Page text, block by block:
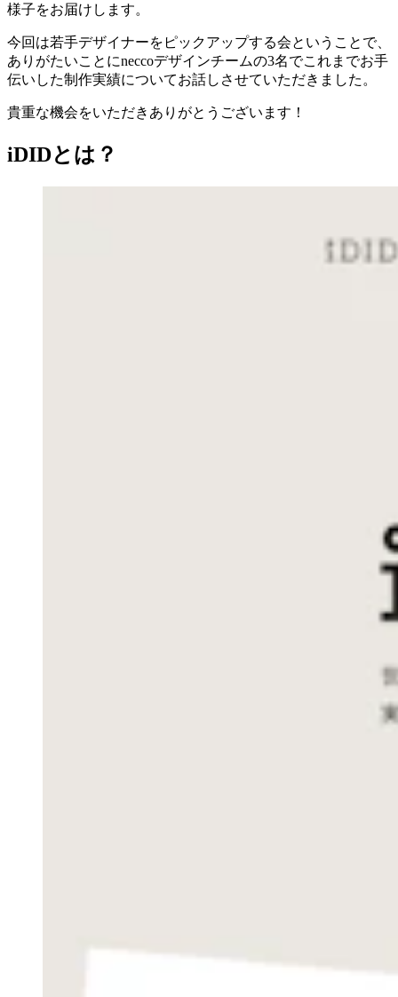
様子をお届けします。
今回は若手デザイナーをピックアップする会ということで、
ありがたいことにneccoデザインチームの3名でこれまでお手
伝いした制作実績についてお話しさせていただきました。
貴重な機会をいただきありがとうございます！
iDIDとは？